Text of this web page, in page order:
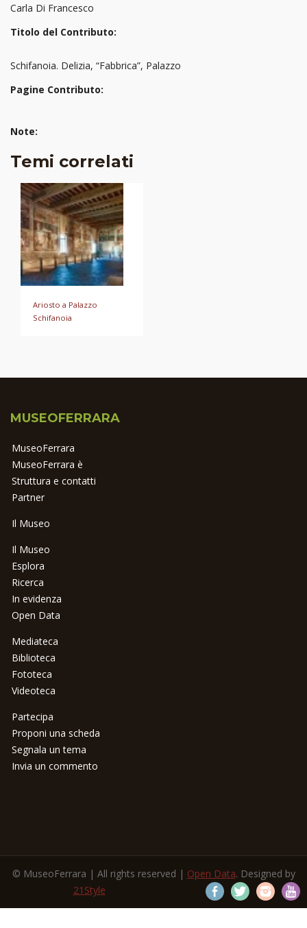
Carla Di Francesco
Titolo del Contributo:
Schifanoia. Delizia, “Fabbrica”, Palazzo
Pagine Contributo:
Note:
Temi correlati
Ariosto a Palazzo
Schifanoia
MUSEOFERRARA
MuseoFerrara
MuseoFerrara è
Struttura e contatti
Partner
Il Museo
Il Museo
Esplora
Ricerca
In evidenza
Open Data
Mediateca
Biblioteca
Fototeca
Videoteca
Partecipa
Proponi una scheda
Segnala un tema
Invia un commento
© MuseoFerrara | All rights reserved | Open Data. Designed by
21Style